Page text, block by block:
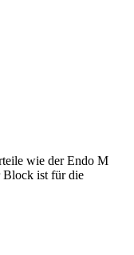
wie der Endo M
Block ist für die